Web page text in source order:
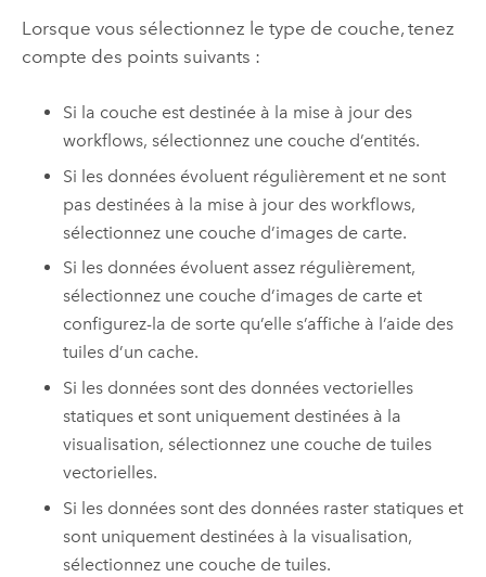
Lorsque vous sélectionnez le type de couche, tenez
compte des points suivants :
Si la couche est destinée à la mise à jour des
workflows, sélectionnez une couche d’entités.
Si les données évoluent régulièrement et ne sont
pas destinées à la mise à jour des workflows,
sélectionnez une couche d’images de carte.
Si les données évoluent assez régulièrement,
sélectionnez une couche d’images de carte et
configurez-la de sorte qu’elle s’affiche à l’aide des
tuiles d’un cache.
Si les données sont des données vectorielles
statiques et sont uniquement destinées à la
visualisation, sélectionnez une couche de tuiles
vectorielles.
Si les données sont des données raster statiques et
sont uniquement destinées à la visualisation,
sélectionnez une couche de tuiles.